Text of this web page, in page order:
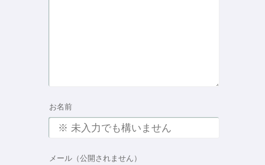
お名前
メール（公開されません）